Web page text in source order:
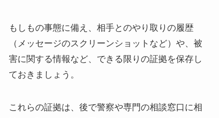
もしもの事態に備え、相手とのやり取りの履歴
（メッセージのスクリーンショットなど）や、被
害に関する情報など、できる限りの証拠を保存し
ておきましょう。
これらの証拠は、後で警察や専門の相談窓口に相